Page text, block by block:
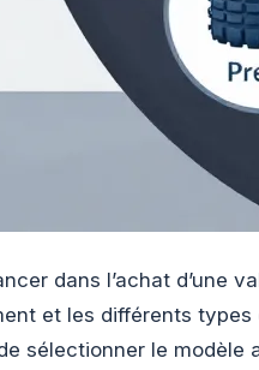
dans l’achat d’une
et les différents
sélectionner le modèle